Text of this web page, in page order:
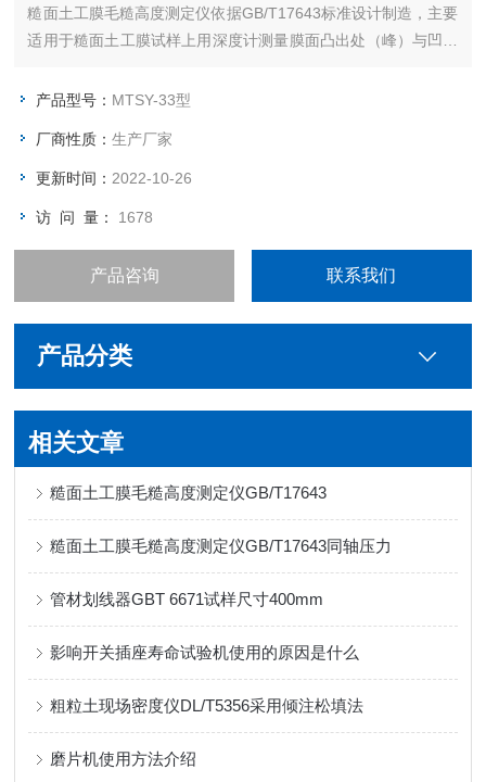
糙面土工膜毛糙高度测定仪依据GB/T17643标准设计制造，主要
适用于糙面土工膜试样上用深度计测量膜面凸出处（峰）与凹陷
测量值取平均值作为糙面土工膜的毛糙高度。
产品型号： MTSY-33型
厂商性质：生产厂家
更新时间： 2022-10-26
访 问 量： 1678
产品咨询 联系我们
产品分类
相关文章
糙面土工膜毛糙高度测定仪GB/T17643
糙面土工膜毛糙高度测定仪GB/T17643同轴压力
管材划线器GBT 6671试样尺寸400mm
影响开关插座寿命试验机使用的原因是什么
粗粒土现场密度仪DL/T5356采用倾注松填法
磨片机使用方法介绍